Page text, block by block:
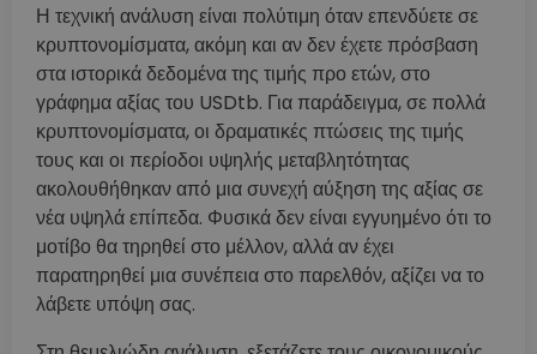
Η τεχνική ανάλυση είναι πολύτιμη όταν επενδύετε σε
κρυπτονομίσματα, ακόμη και αν δεν έχετε πρόσβαση
στα ιστορικά δεδομένα της τιμής προ ετών, στο
γράφημα αξίας του USDtb. Για παράδειγμα, σε πολλά
κρυπτονομίσματα, οι δραματικές πτώσεις της τιμής
τους και οι περίοδοι υψηλής μεταβλητότητας
ακολουθήθηκαν από μια συνεχή αύξηση της αξίας σε
νέα υψηλά επίπεδα. Φυσικά δεν είναι εγγυημένο ότι το
μοτίβο θα τηρηθεί στο μέλλον, αλλά αν έχει
παρατηρηθεί μια συνέπεια στο παρελθόν, αξίζει να το
λάβετε υπόψη σας.